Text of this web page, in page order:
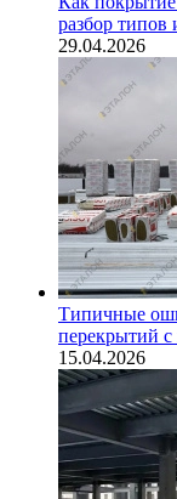
разбор
29.04.2026
Типичные
перекрытий
15.04.2026